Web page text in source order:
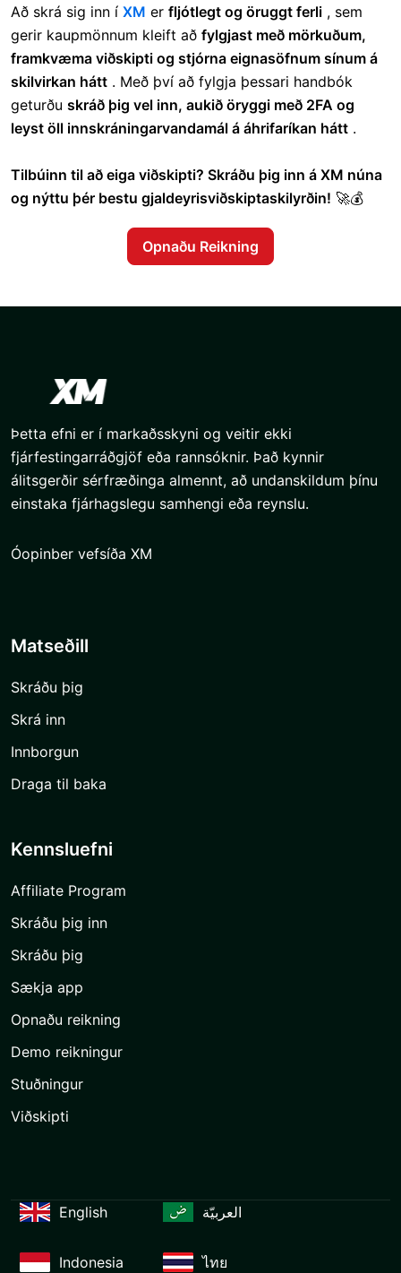
Að skrá sig inn í XM er fljótlegt og öruggt ferli , sem
gerir kaupmönnum kleift að fylgjast með mörkuðum,
framkvæma viðskipti og stjórna eignasöfnum sínum á
skilvirkan hátt . Með því að fylgja þessari handbók
geturðu skráð þig vel inn, aukið öryggi með 2FA og
leyst öll innskráningarvandamál á áhrifaríkan hátt .
Tilbúinn til að eiga viðskipti? Skráðu þig inn á XM núna
og nýttu þér bestu gjaldeyrisviðskiptaskilyrðin! 🚀💰
Opnaðu Reikning
Þetta efni er í markaðsskyni og veitir ekki
fjárfestingarráðgjöf eða rannsóknir. Það kynnir
álitsgerðir sérfræðinga almennt, að undanskildum þínu
einstaka fjárhagslegu samhengi eða reynslu.
Óopinber vefsíða XM
Matseðill
Skráðu þig
Skrá inn
Innborgun
Draga til baka
Kennsluefni
Affiliate Program
Skráðu þig inn
Skráðu þig
Sækja app
Opnaðu reikning
Demo reikningur
Stuðningur
Viðskipti
English العربيّة
Indonesia ไทย